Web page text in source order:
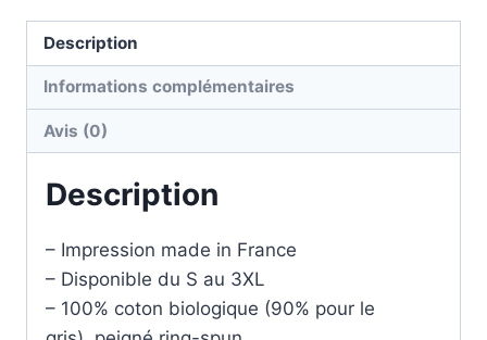
Description
Informations complémentaires
Avis (0)
Description
– Impression made in France
– Disponible du S au 3XL
– 100% coton biologique (90% pour le